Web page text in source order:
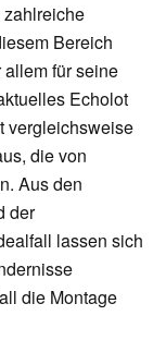
Bereich
für seine
Echolot
vergleichsweise
die von
Aus den
der
lassen sich
die Montage